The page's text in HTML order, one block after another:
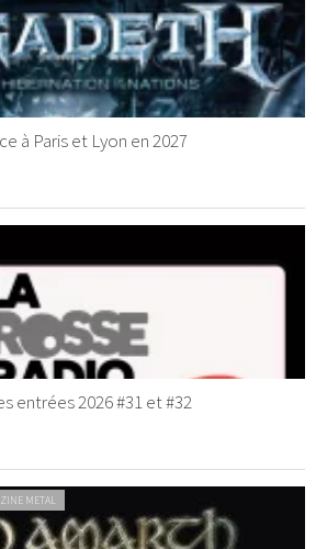
à Paris et Lyon en 2027
entrées 2026 #31 et #32
METAL